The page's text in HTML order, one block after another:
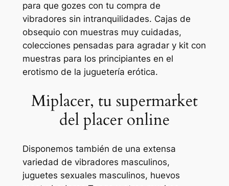
para que gozes con tu compra de
vibradores sin intranquilidades. Cajas de
obsequio con muestras muy cuidadas,
colecciones pensadas para agradar y kit con
muestras para los principiantes en el
erotismo de la juguetería erótica.
Miplacer, tu supermarket
del placer online
Disponemos también de una extensa
variedad de vibradores masculinos,
juguetes sexuales masculinos, huevos